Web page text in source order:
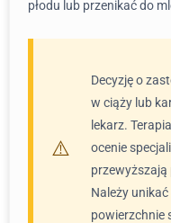
płodu lub przenikać do
Decyzję o
w ciąży lub
lekarz.
ocenie
przewyższają
Należy
powierzchnie